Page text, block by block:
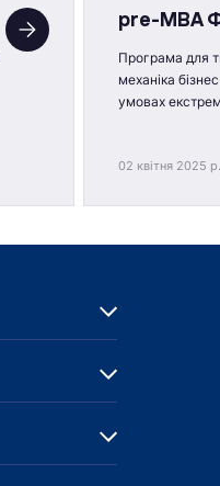
pre-MBA
Програма для
механіка
умовах
02 квітня 2025 р.